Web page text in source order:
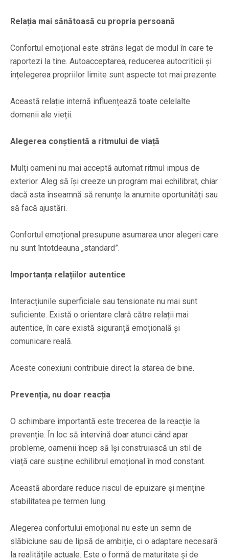
Relația mai sănătoasă cu propria persoană
Confortul emoțional este strâns legat de modul în care te
raportezi la tine. Autoacceptarea, reducerea autocriticii și
înțelegerea propriilor limite sunt aspecte tot mai prezente.
Această relație internă influențează toate celelalte
domenii ale vieții.
Alegerea conștientă a ritmului de viață
Mulți oameni nu mai acceptă automat ritmul impus de
exterior. Aleg să își creeze un program mai echilibrat, chiar
dacă asta înseamnă să renunțe la anumite oportunități sau
să facă ajustări.
Confortul emoțional presupune asumarea unor alegeri care
nu sunt întotdeauna „standard”.
Importanța relațiilor autentice
Interacțiunile superficiale sau tensionate nu mai sunt
suficiente. Există o orientare clară către relații mai
autentice, în care există siguranță emoțională și
comunicare reală.
Aceste conexiuni contribuie direct la starea de bine.
Prevenția, nu doar reacția
O schimbare importantă este trecerea de la reacție la
prevenție. În loc să intervină doar atunci când apar
probleme, oamenii încep să își construiască un stil de
viață care susține echilibrul emoțional în mod constant.
Această abordare reduce riscul de epuizare și menține
stabilitatea pe termen lung.
Alegerea confortului emoțional nu este un semn de
slăbiciune sau de lipsă de ambiție, ci o adaptare necesară
la realitățile actuale. Este o formă de maturitate și de